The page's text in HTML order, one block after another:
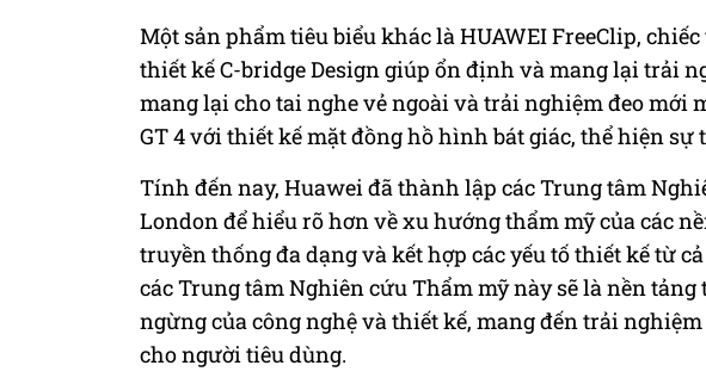
Một sản phẩm tiêu biểu khác là HUAWEI FreeClip,
thiết kếC-bridge Design giúp ổn định và mang lại trải
mang lại cho tai nghe vẻ ngoài và trải nghiệm đeo mới
GT 4 với thiết kế mặt đồng hồ hình bát giác, thể hiện sự
Tính đến nay, Huawei đã thành lập các Trung tâm
London để hiểu rõ hơn về xu hướng thẩm mỹ của các
truyền thống đa dạng và kết hợp các yếu tố thiết kế từ
các Trung tâm Nghiên cứu Thẩm mỹ này sẽ là nền
ngừng của công nghệ và thiết kế, mang đến trải
cho người tiêu dùng.